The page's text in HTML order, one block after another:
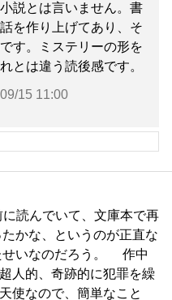
説とは言いません。書
を作り上げてあり、そ
す。ミステリーの形を
とは違う読後感です。
09/15 11:00
読んでいて、文庫本で再
かな、というのが正直な
せいなのだろう。 作中
人的、奇跡的に犯罪を繰
使なので、簡単なこと